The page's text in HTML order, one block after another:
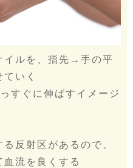
ルを、指先→手の平
いく
すぐに伸ばすイメージ
反射区があるので、
流を良くする